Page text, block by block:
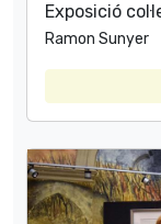
Exposició
Ramon Sunyer